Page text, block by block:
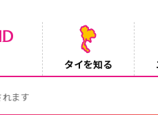
タイを知る
Instagramでタイパンツを当てようキ